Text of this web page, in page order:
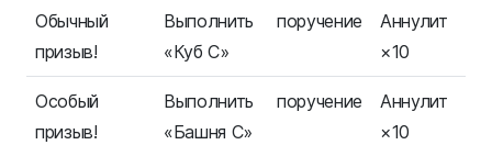
Обычный
призыв!
Выполнить поручение
«Куб C»
Аннулит
×10
Особый
призыв!
Выполнить поручение
«Башня C»
Аннулит
×10